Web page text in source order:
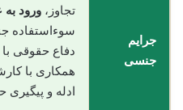
جرایم
جنسی
تجاوز، ورود
سوءاستفاده
دفاع حقوقی با
همکاری با
ادله و پیگیری